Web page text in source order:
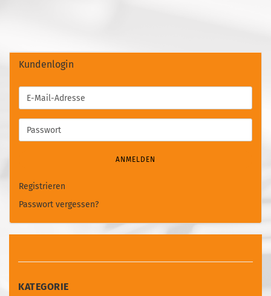
Kundenlogin
E-
Mail-
Adresse
Passwort
ANMELDEN
Registrieren
Passwort vergessen?
KATEGORIE
KATEGORIE